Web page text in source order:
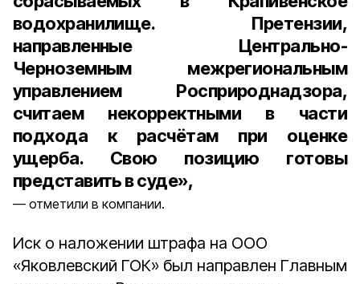
водохранилище. Претензии,
направленные Центрально-
Черноземным межрегиональным
управлением Росприроднадзора,
считаем некорректными в части
подхода к расчётам при оценке
ущерба. Свою позицию готовы
представить в суде»,
отметили в компании.
Иск о наложении штрафа на ООО
«Яковлевский ГОК» был направлен Главным